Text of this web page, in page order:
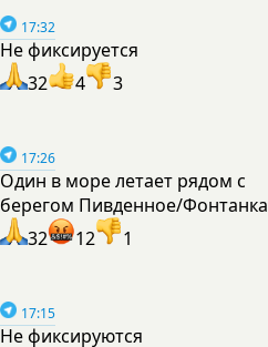
17:32
Не фиксируется
32
4 3
17:26
Один в море летает рядом с
берегом Пивденное/Фонтанка
32
12 1
17:15
Не фиксируются